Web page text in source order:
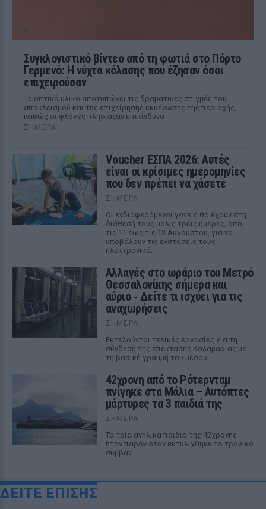
Συγκλονιστικό βίντεο από τη φωτιά στο Πόρτο
Γερμενό: Η νύχτα κόλασης που έζησαν όσοι
επιχειρούσαν
Το οπτικό υλικό αποτυπώνει τις δραματικές στιγμές του
αποκλεισμού και της επιχείρησης εκκένωσης της περιοχής,
καθώς οι φλόγες πλησίαζαν επικίνδυνα
ΣΉΜΕΡΑ
Voucher ΕΣΠΑ 2026: Αυτές
είναι οι κρίσιμες ημερομηνίες
που δεν πρέπει να χάσετε
ΣΉΜΕΡΑ
Οι ενδιαφερόμενοι γονείς θα έχουν στη
διάθεσή τους μόλις τρεις ημέρες, από
τις 11 έως τις 13 Αυγούστου, για να
υποβάλουν τις ενστάσεις τους
ηλεκτρονικά.
Αλλαγές στο ωράριο του Μετρό
Θεσσαλονίκης σήμερα και
αύριο ‑ Δείτε τι ισχύει για τις
αναχωρήσεις
ΣΉΜΕΡΑ
Εκτελούνται τελικές εργασίες για τη
σύνδεση της επέκτασης Καλαμαριάς με
τη βασική γραμμή του μέσου.
42χρονη από το Ρότερνταμ
πνίγηκε στα Μάλια – Αυτόπτες
μάρτυρες τα 3 παιδιά της
ΣΉΜΕΡΑ
Τα τρία ανήλικα παιδιά της 42χρονης
ήταν παρόν όταν εκτυλίχθηκε το τραγικό
συμβάν.
ΔΕΙΤΕ ΕΠΙΣΗΣ